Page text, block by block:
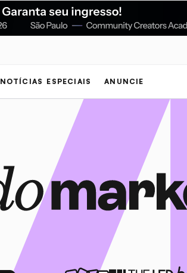
NOTÍCIAS ESPECIAIS ANUNCIE